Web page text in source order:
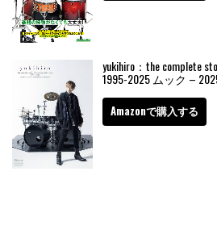
yukihiro：the complete
1995-2025 ムック –
Amazonで購入する